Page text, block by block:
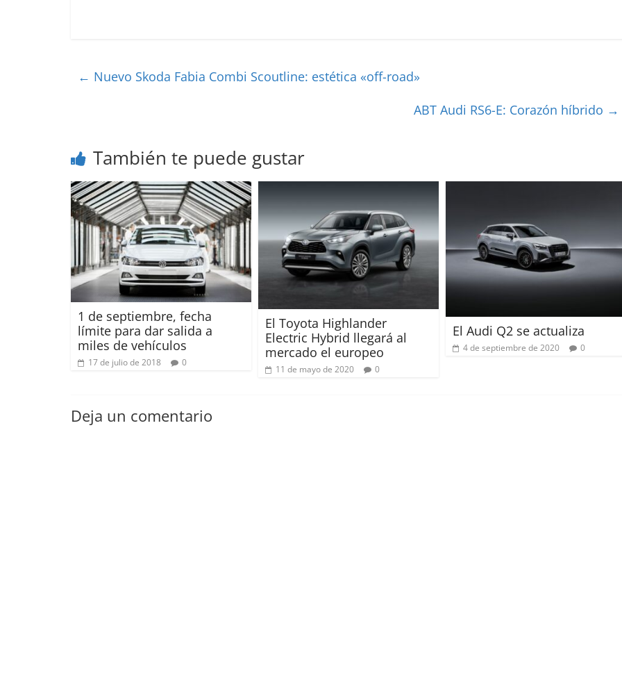
← Nuevo Skoda Fabia Combi Scoutline: estética «off-road»
ABT Audi RS6-E: Corazón híbrido →
También te puede gustar
1 de septiembre, fecha
límite para dar salida a
miles de vehículos
17 de julio de 2018 0
El Toyota Highlander
Electric Hybrid llegará al
mercado el europeo
11 de mayo de 2020 0
El Audi Q2 se actualiza
4 de septiembre de 2020 0
Deja un comentario